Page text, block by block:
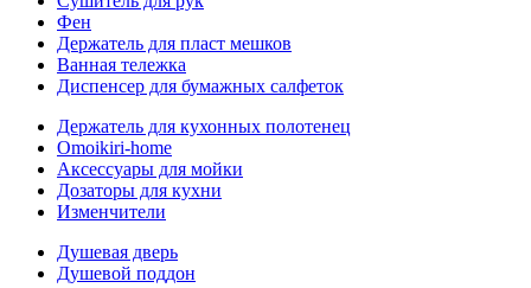
Фен
Держатель для пласт мешков
Ванная тележка
Диспенсер для бумажных салфеток
Держатель для кухонных полотенец
Omoikiri-home
Аксессуары для мойки
Дозаторы для кухни
Изменчители
Душевая дверь
Душевой поддон